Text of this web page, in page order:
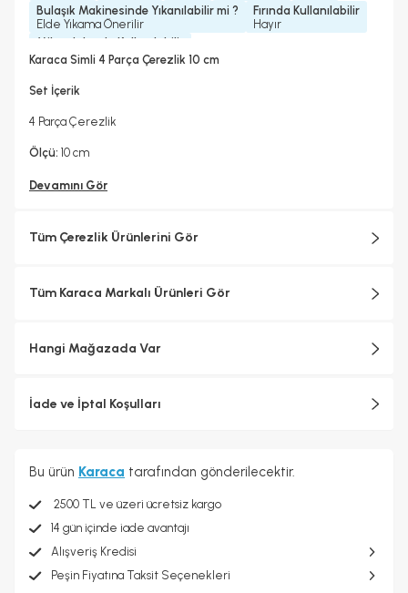
Bulaşık Makinesinde Yıkanılabilir mi ?
Elde Yıkama Önerilir
Fırında Kullanılabilir
Hayır
Mikrodalgada Kullanılabilir
Hayır
Karaca Simli 4 Parça Çerezlik 10 cm
Set İçerik
4 Parça Çerezlik
Ölçü: 10 cm
Devamını Gör
Tüm Çerezlik Ürünlerini Gör
Tüm Karaca Markalı Ürünleri Gör
Hangi Mağazada Var
İade ve İptal Koşulları
Bu ürün Karaca tarafından gönderilecektir.
2500 TL ve üzeri ücretsiz kargo
14 gün içinde iade avantajı
Alışveriş Kredisi
Peşin Fiyatına Taksit Seçenekleri